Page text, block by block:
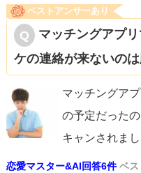
ベストアンサーあり
マッチングアプ
ケの連絡が来ないの
マッチングア
の予定だった
キャンされま
恋愛マスター&AI回答6件 ベス